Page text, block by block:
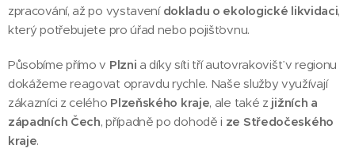
zpracování, až po vystavení dokladu o ekologické likvidaci,
který potřebujete pro úřad nebo pojišťovnu.
Působíme přímo v Plzni a díky síti tří autovrakovišť v regionu
dokážeme reagovat opravdu rychle. Naše služby využívají
zákazníci z celého Plzeňského kraje, ale také z jižních a
západních Čech, případně po dohodě i ze Středočeského
kraje.